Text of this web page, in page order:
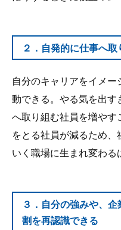
２．自発的に仕事へ
自分のキャリアをイメ
動できる。やる気を出
へ取り組む社員を増や
をとる社員が減るため
いく職場に生まれ変わる
３．自分の強みや、
割を再認識できる